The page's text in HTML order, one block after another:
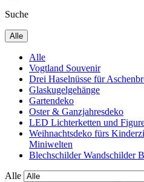
Suche
Alle
Alle
Vogtland Souvenir
Drei Haselnüsse für
Glaskugelgehänge
Gartendeko
Oster & Ganzjahresdeko
LED Lichterketten und
Weihnachtsdeko fürs
Miniwelten
Blechschilder Wandschilder
Alle